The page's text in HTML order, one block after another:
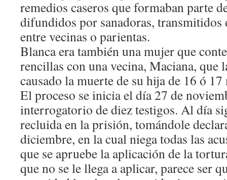
remedios caseros que formaban parte
difundidos por sanadoras, transmitidos
entre vecinas o parientas.
Blanca era también una mujer que
rencillas con una vecina, Maciana, que
causado la muerte de su hija de 16 ó 17
El proceso se inicia el día 27 de
interrogatorio de diez testigos. Al día
recluida en la prisión, tomándole
diciembre, en la cual niega todas las
que se apruebe la aplicación de la
que no se le llega a aplicar, parece ser